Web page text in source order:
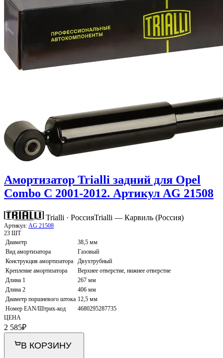
Амортизатор Trialli задний для Opel
Combo C 2001-2012. Артикул AG 21508
Trialli · РоссияTrialli — Карвиль (Россия)
Артикул: AG 21508
23 ШТ
Диаметр
38,5 мм
Вид амортизатора
Газовый
Конструкция амортизатора
Двухтрубный
Крепление амортизатора
Верхнее отверстие, нижнее отверстие
Длина 1
267 мм
Длина 2
406 мм
Диаметр поршневого штока 12,5 мм
Номер EAN/Штрих-код
4680295287735
ЦЕНА
2 585₽
В КОРЗИНУ